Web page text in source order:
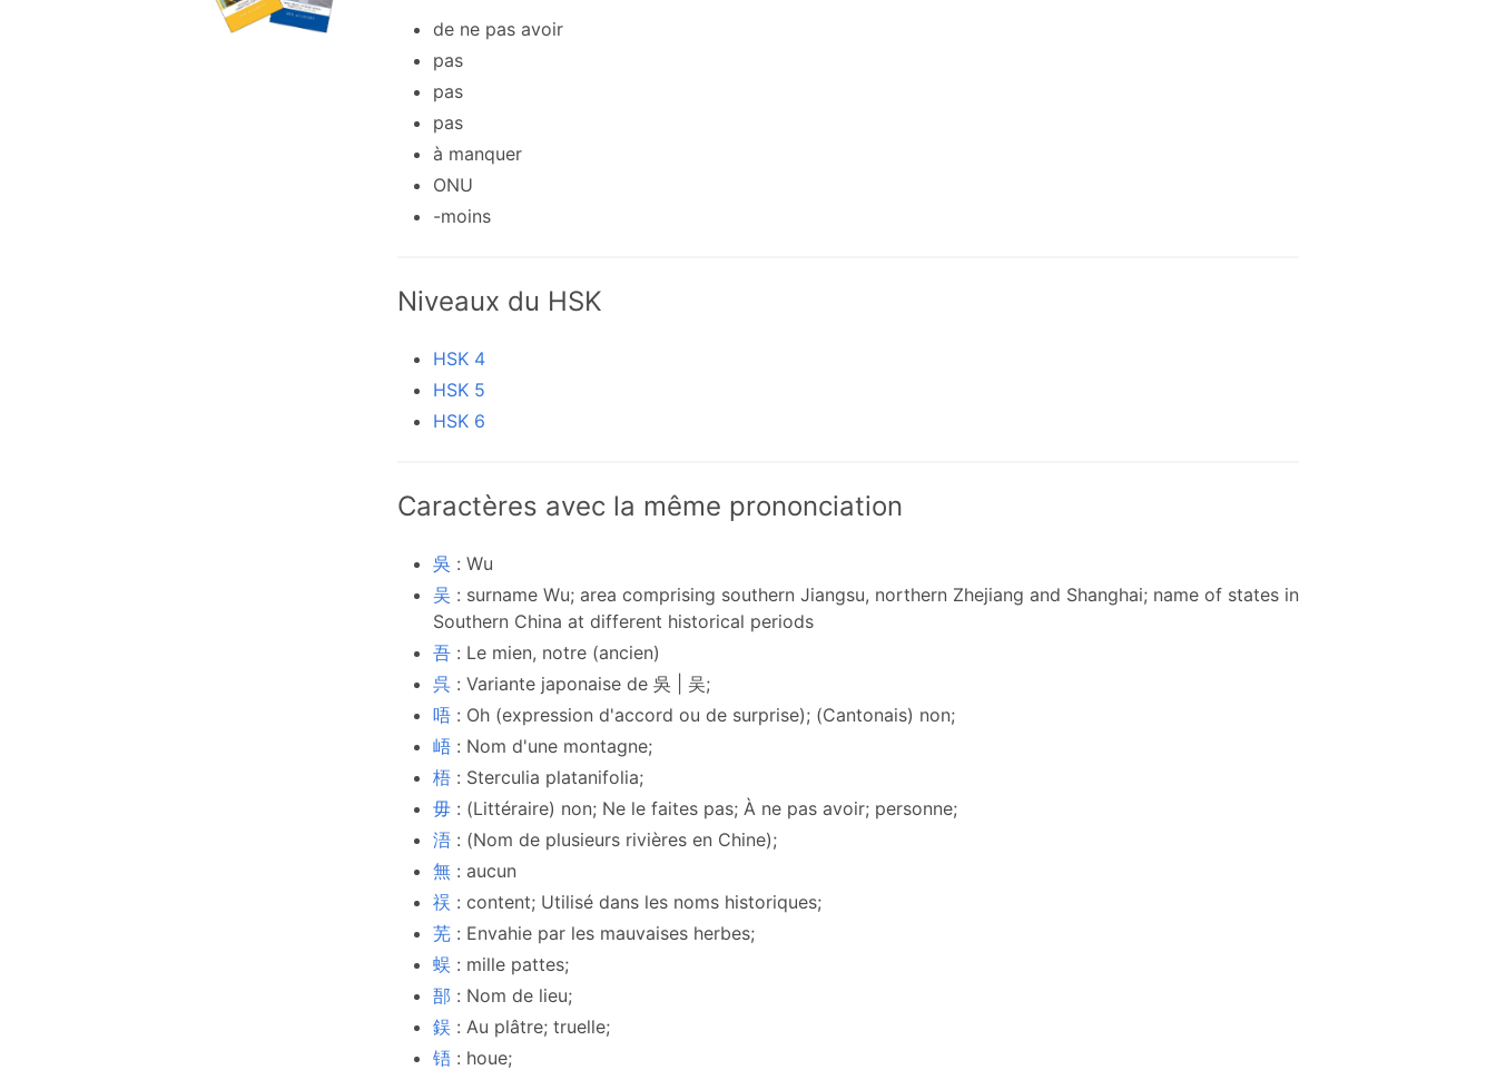
de ne pas avoir
pas
pas
pas
à manquer
ONU
-moins
Niveaux du HSK
HSK 4
HSK 5
HSK 6
Caractères avec la même prononciation
吳 : Wu
吴 : surname Wu; area comprising southern Jiangsu, northern Zhejiang and Shanghai; name of states in
Southern China at different historical periods
吾 : Le mien, notre (ancien)
呉 : Variante japonaise de 吳 | 吴;
唔 : Oh (expression d'accord ou de surprise); (Cantonais) non;
峿 : Nom d'une montagne;
梧 : Sterculia platanifolia;
毋 : (Littéraire) non; Ne le faites pas; À ne pas avoir; personne;
浯 : (Nom de plusieurs rivières en Chine);
無 : aucun
祦 : content; Utilisé dans les noms historiques;
芜 : Envahie par les mauvaises herbes;
蜈 : mille pattes;
郚 : Nom de lieu;
鋘 : Au plâtre; truelle;
铻 : houe;